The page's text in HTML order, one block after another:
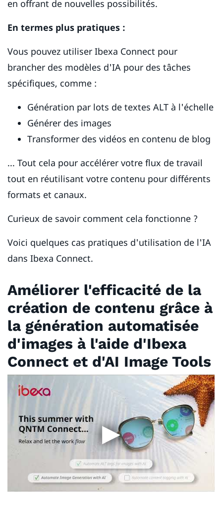
en offrant de nouvelles possibilités.
En termes plus pratiques :
Vous pouvez utiliser Ibexa Connect pour
brancher des modèles d'IA pour des tâches
spécifiques, comme :
Génération par lots de textes ALT à l'échelle
Générer des images
Transformer des vidéos en contenu de blog
... Tout cela pour accélérer votre flux de travail
tout en réutilisant votre contenu pour différents
formats et canaux.
Curieux de savoir comment cela fonctionne ?
Voici quelques cas pratiques d'utilisation de l'IA
dans Ibexa Connect.
Améliorer l'efficacité de la
création de contenu grâce à
la génération automatisée
d'images à l'aide d'Ibexa
Connect et d'AI Image Tools